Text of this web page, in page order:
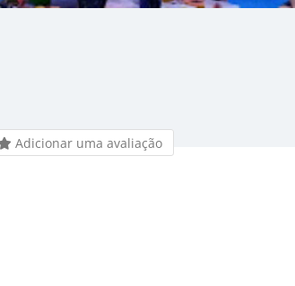
Adicionar uma avaliação